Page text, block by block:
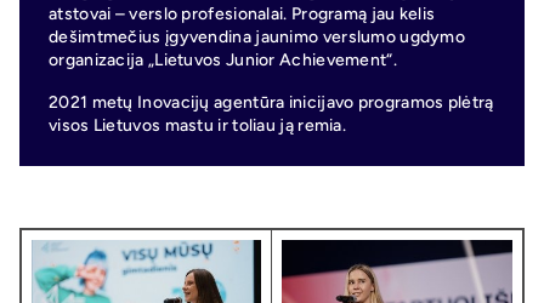
atstovai – verslo profesionalai. Programą jau kelis
dešimtmečius įgyvendina jaunimo verslumo ugdymo
organizacija „Lietuvos Junior Achievement“.
2021 metų Inovacijų agentūra inicijavo programos plėtrą
visos Lietuvos mastu ir toliau ją remia.